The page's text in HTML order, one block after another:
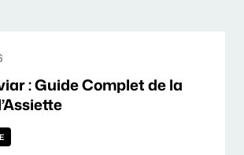
: Guide Complet de la